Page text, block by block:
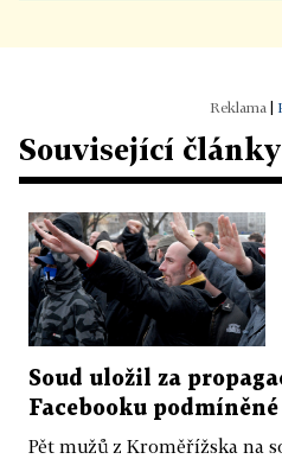
Související články
Soud uložil za
Facebooku
Pět mužů z Kroměřížska na